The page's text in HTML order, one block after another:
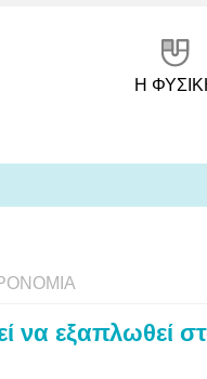
Η
να εξαπλωθεί